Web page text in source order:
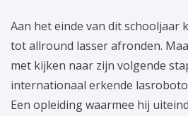
Aan het einde van dit schooljaar
tot allround lasser afronden.
met kijken naar zijn volgende
internationaal erkende
Een opleiding waarmee hij